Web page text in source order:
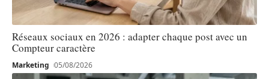
Réseaux sociaux en 2026 : adapter chaque post avec un
Compteur caractère
Marketing 05/08/2026